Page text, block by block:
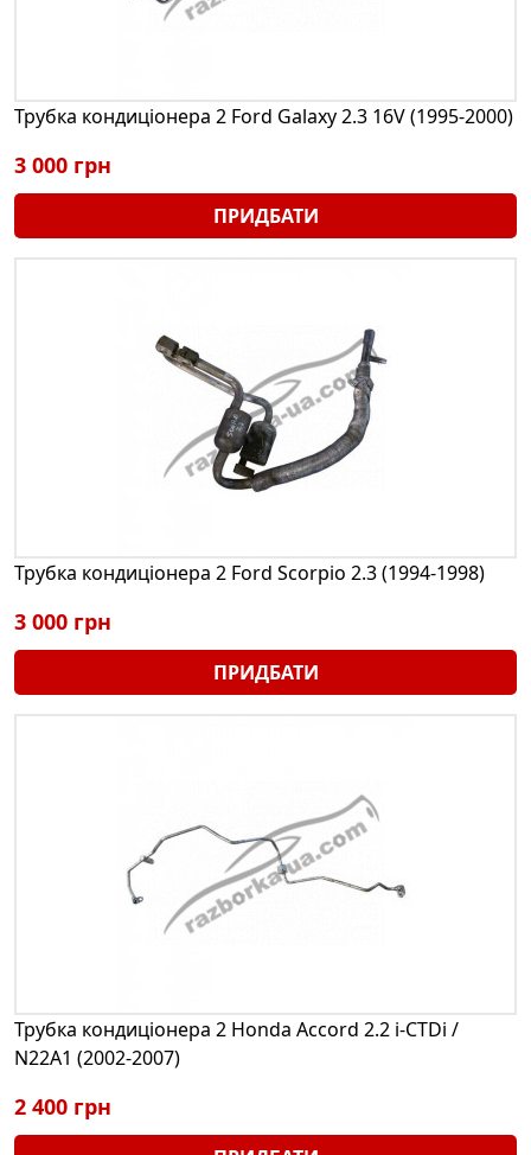
Трубка кондиціонера 2 Ford Galaxy 2.3 16V (1995-2000)
3 000 грн
ПРИДБАТИ
Трубка кондиціонера 2 Ford Scorpio 2.3 (1994-1998)
3 000 грн
ПРИДБАТИ
Трубка кондиціонера 2 Honda Accord 2.2 i-CTDi /
N22A1 (2002-2007)
2 400 грн